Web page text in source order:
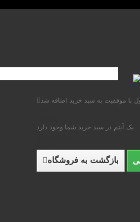
با موفقیت به سبد خرید اضافه شد
یک آیتم در سبد خرید شما وجود دارد.
بازگشت به فروشگاه